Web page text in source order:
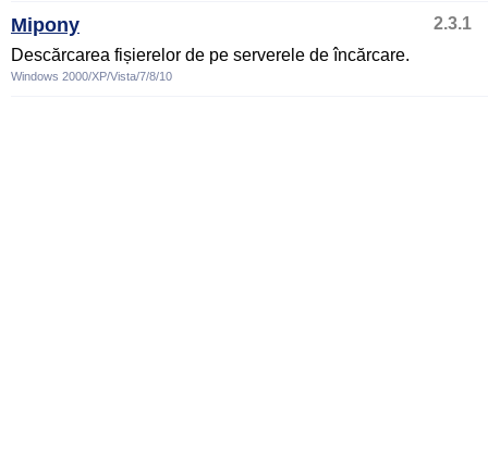
Mipony
2.3.1
Descărcarea fișierelor de pe serverele de încărcare.
Windows 2000/XP/Vista/7/8/10